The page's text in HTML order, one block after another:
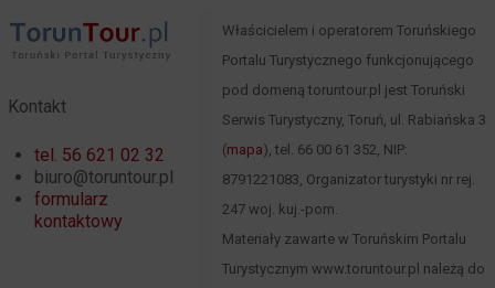
Kontakt
tel. 56 621 02 32
biuro@toruntour.pl
formularz
kontaktowy
Właścicielem i operatorem Toruńskiego
Portalu Turystycznego funkcjonującego
pod domeną toruntour.pl jest Toruński
Serwis Turystyczny, Toruń, ul. Rabiańska 3
(mapa), tel. 66 00 61 352, NIP:
8791221083, Organizator turystyki nr rej.
247 woj. kuj.-pom.
Materiały zawarte w Toruńskim Portalu
Turystycznym www.toruntour.pl należą do